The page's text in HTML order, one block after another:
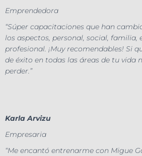
Emprendedora
“Súper capacitaciones que han
los aspectos, personal, social, familia,
profesional. ¡Muy recomendables! Si
de éxito en todas las áreas de tu vida
perder.”
Karla Arvizu
Empresaria
“Me encantó entrenarme con Migue